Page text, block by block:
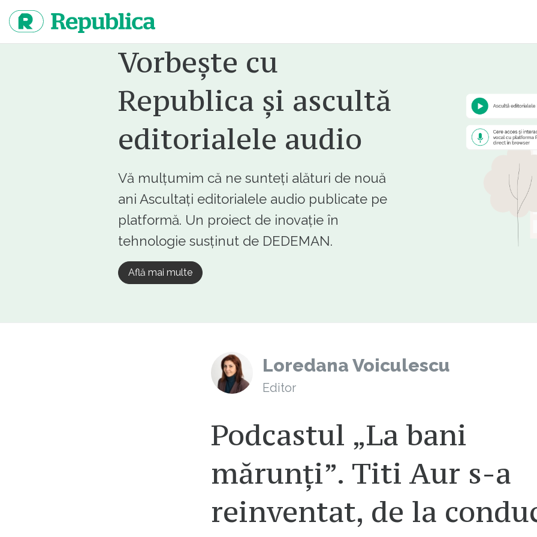
continut
Vorbește cu
Republica și ascultă
editorialele audio
Vă mulțumim că ne sunteți alături de nouă
ani Ascultați editorialele audio publicate pe
platformă. Un proiect de inovație în
tehnologie susținut de DEDEMAN.
Află mai multe
Loredana Voiculescu
Editor
Podcastul „La bani
mărunți”. Titi Aur s-a
reinventat, de la